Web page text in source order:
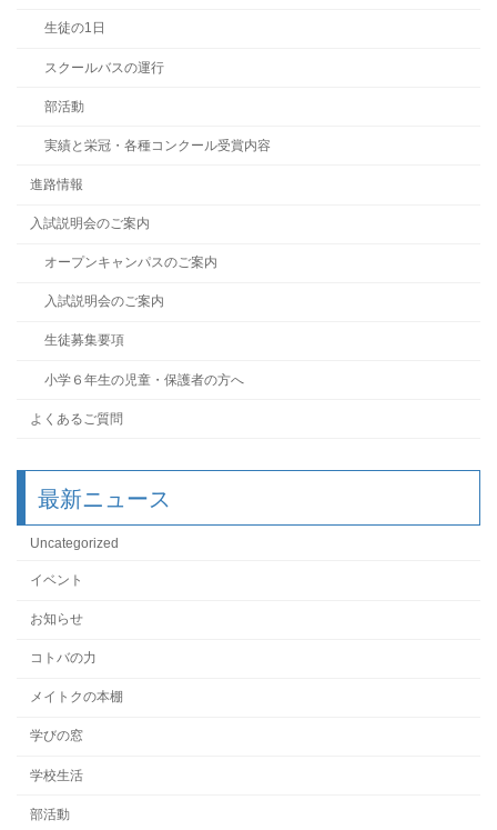
生徒の1日
スクールバスの運行
部活動
実績と栄冠・各種コンクール受賞内容
進路情報
入試説明会のご案内
オープンキャンパスのご案内
入試説明会のご案内
生徒募集要項
小学６年生の児童・保護者の方へ
よくあるご質問
最新ニュース
Uncategorized
イベント
お知らせ
コトバの力
メイトクの本棚
学びの窓
学校生活
部活動